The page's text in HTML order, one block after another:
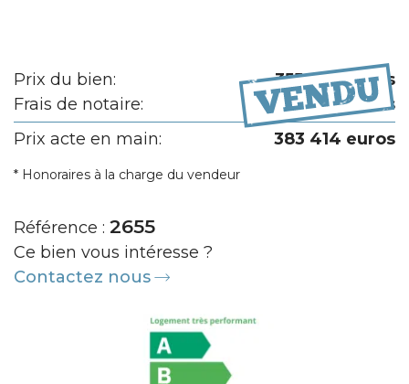
Prix du bien:
355 300 euros
Frais de notaire:
28 114 euros
Prix acte en main:
383 414 euros
* Honoraires à la charge du vendeur
Référence : 2655
Ce bien vous intéresse ?
Contactez nous